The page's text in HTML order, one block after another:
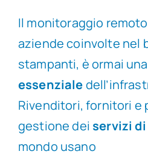
Il monitoraggio
aziende coinvolte nel
stampanti, è ormai una
essenziale
Rivenditori, fornitori e
gestione dei servizi
mondo usano